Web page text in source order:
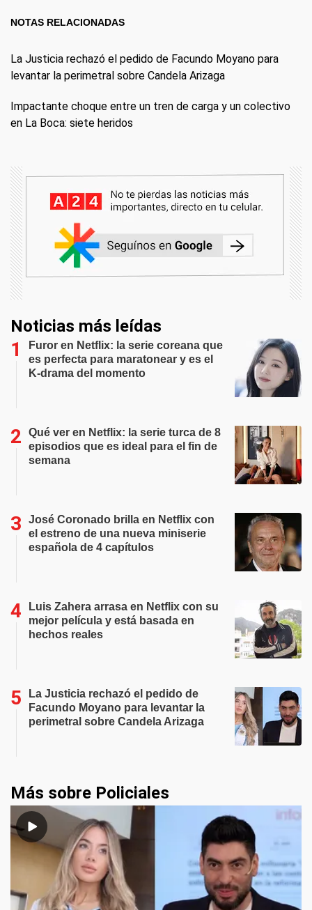
NOTAS RELACIONADAS
La Justicia rechazó el pedido de Facundo Moyano para
levantar la perimetral sobre Candela Arizaga
Impactante choque entre un tren de carga y un colectivo
en La Boca: siete heridos
Noticias más leídas
Furor en Netflix: la serie coreana que
es perfecta para maratonear y es el
K-drama del momento
Qué ver en Netflix: la serie turca de 8
episodios que es ideal para el fin de
semana
José Coronado brilla en Netflix con
el estreno de una nueva miniserie
española de 4 capítulos
Luis Zahera arrasa en Netflix con su
mejor película y está basada en
hechos reales
La Justicia rechazó el pedido de
Facundo Moyano para levantar la
perimetral sobre Candela Arizaga
Más sobre Policiales